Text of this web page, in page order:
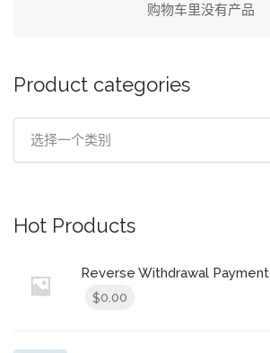
购物车里没有产品
Product categories
选择一个类别
Hot Products
Reverse Withdrawal Payment
$0.00